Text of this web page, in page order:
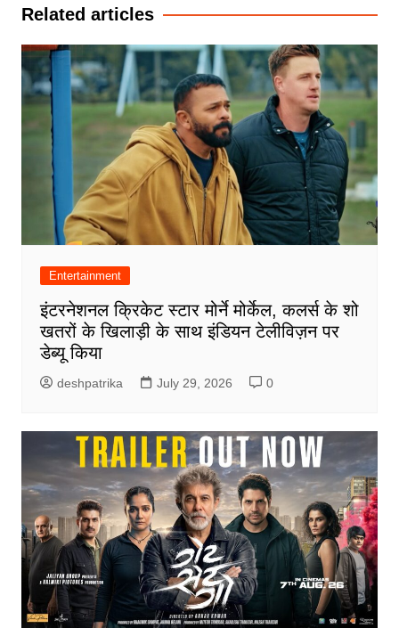
Related articles
Entertainment
इंटरनेशनल क्रिकेट स्टार मोर्ने मोर्केल, कलर्स के शो
खतरों के खिलाड़ी के साथ इंडियन टेलीविज़न पर
डेब्यू किया
deshpatrika July 29, 2026 0